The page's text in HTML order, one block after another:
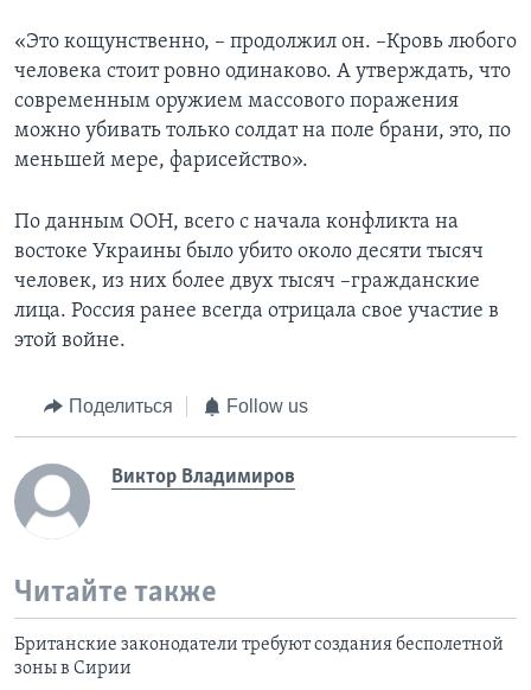
«Это кощунственно, – продолжил он. –Кровь любого
человека стоит ровно одинаково. А утверждать, что
современным оружием массового поражения
можно убивать только солдат на поле брани, это, по
меньшей мере, фарисейство».
По данным ООН, всего с начала конфликта на
востоке Украины было убито около десяти тысяч
человек, из них более двух тысяч –гражданские
лица. Россия ранее всегда отрицала свое участие в
этой войне.
Поделиться Follow us
Виктор Владимиров
Читайте также
Британские законодатели требуют создания бесполетной
зоны в Сирии